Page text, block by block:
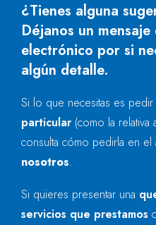
¿Tienes alguna
Déjanos un
electrónico por si
algún detalle.
Si lo que necesitas es pedir
particular (como la relativa
consulta cómo pedirla en el
nosotros.
Si quieres presentar una
servicios que prestamos